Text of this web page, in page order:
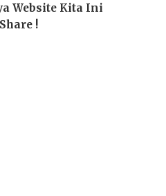
Website Kita Ini
!